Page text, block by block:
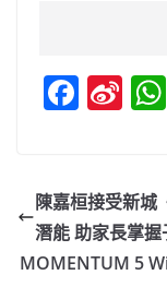
F
e
b
o
Si
W
ei
b
陳嘉桓接受新城
潛能 助家長掌握
MOMENTUM 5